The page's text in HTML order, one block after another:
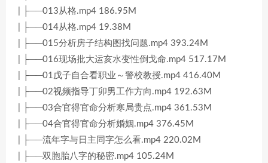
| ├──013从格.mp4 186.95M
| ├──014从格.mp4 19.38M
| ├──015分析房子结构图找问题.mp4 393.24M
| ├──016现场批大运亥水变性倒戈命.mp4 517.17M
| ├──01戊子自合看职业～警校教授.mp4 416.40M
| ├──02视频指导丁卯男工作方向.mp4 192.63M
| ├──03合官得官命分析寒局贵点.mp4 361.53M
| ├──04合官得官命分析婚姻.mp4 376.45M
| ├──流年字与日主同字怎么看.mp4 220.02M
| ├──双胞胎八字的秘密.mp4 105.24M